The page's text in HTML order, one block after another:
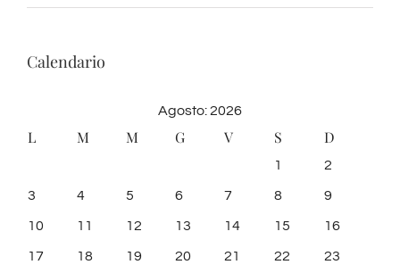
Calendario
Agosto: 2026
L M M G V S D
1 2
3 4 5 6 7 8 9
10 11 12 13 14 15 16
17 18 19 20 21 22 23